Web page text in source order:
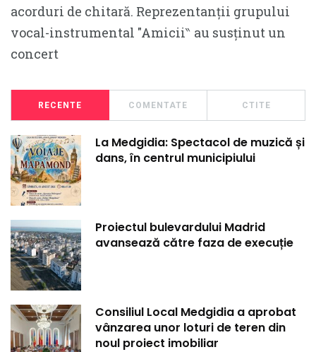
acorduri de chitară. Reprezentanții grupului
vocal-instrumental ″Amicii‶ au susținut un
concert
RECENTE COMENTATE CTITE
La Medgidia: Spectacol de muzică și
dans, în centrul municipiului
Proiectul bulevardului Madrid
avansează către faza de execuție
Consiliul Local Medgidia a aprobat
vânzarea unor loturi de teren din
noul proiect imobiliar